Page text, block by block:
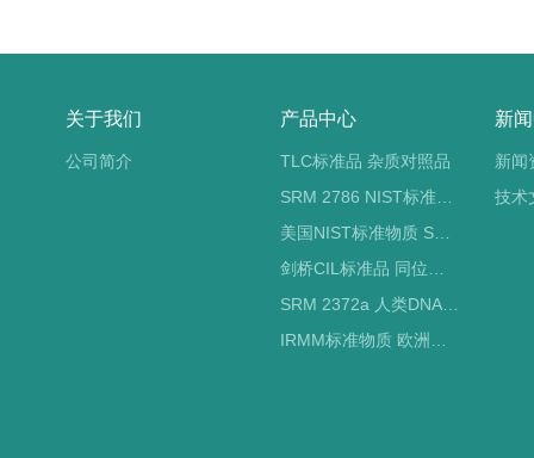
关于我们
公司简介
产品中心
TLC标准品 杂质对照品
SRM 2786 NIST标准物质 PM2.5标准品
美国NIST标准物质 SRM标准品
SRM 2372a 人类DNA定量标准品 NIST标准物质
新
新闻
技术